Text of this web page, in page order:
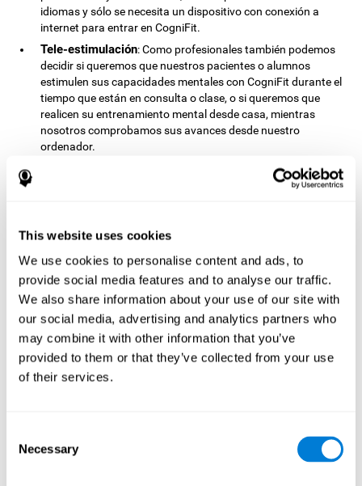
This website uses cookies
We use cookies to personalise content and ads, to
provide social media features and to analyse our traffic.
We also share information about your use of our site with
our social media, advertising and analytics partners who
may combine it with other information that you’ve
provided to them or that they’ve collected from your use
of their services.
Selection
Necessary
idiomas y sólo se necesita un dispositivo con conexión a
internet para entrar en CogniFit.
Tele-estimulación: Como profesionales también podemos
decidir si queremos que nuestros pacientes o alumnos
estimulen sus capacidades mentales con CogniFit durante el
tiempo que están en consulta o clase, o si queremos que
realicen su entrenamiento mental desde casa, mientras
nosotros comprobamos sus avances desde nuestro
ordenador.
: Tanto las instrucciones como los resultados
que se muestran en CogniFit resultan sencillos de
entrenamiento.
Completo: CogniFit cuenta con una gran cantidad de
entrenamientos específicos, por lo que es fácil encontrar
aquellos entrenamientos que más se ajusten a nuestras
necesidades.
Cómo potenciar tu
entrenamiento mental de
CogniFit
cognitivas, pero además hay ciertos
hábitos saludables que
puedes adoptar para ayudar a CogniFit a potenciar tu